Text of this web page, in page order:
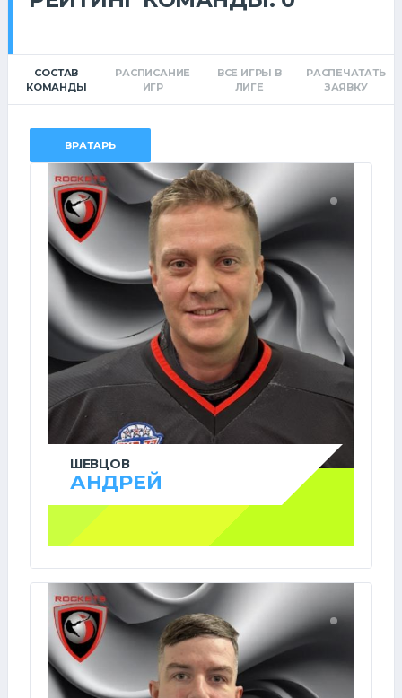
СОСТАВ
КОМАНДЫ
РАСПИСАНИЕ
ИГР
ВСЕ ИГРЫ В
ЛИГЕ
РАСПЕЧАТАТЬ
ЗАЯВКУ
ВРАТАРЬ
ШЕВЦОВ
АНДРЕЙ